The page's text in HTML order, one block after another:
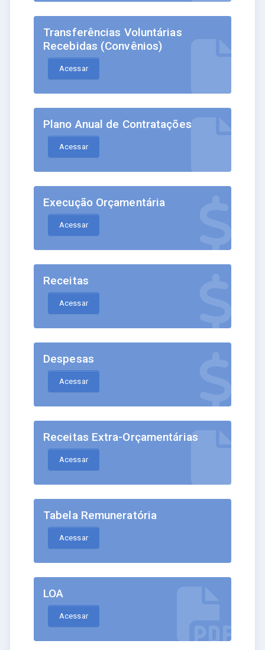
Transferências Voluntárias
Recebidas (Convênios)
Acessar
Plano Anual de Contratações
Acessar
Execução Orçamentária
Acessar
Receitas
Acessar
Despesas
Acessar
Receitas Extra-Orçamentárias
Acessar
Tabela Remuneratória
Acessar
LOA
Acessar